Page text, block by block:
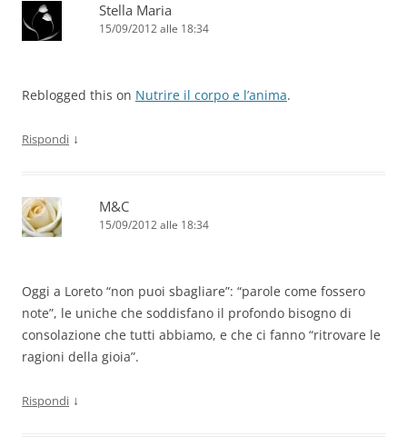
Stella Maria
15/09/2012 alle 18:34
Reblogged this on Nutrire il corpo e l’anima.
Rispondi ↓
M&C
15/09/2012 alle 18:34
Oggi a Loreto “non puoi sbagliare”: “parole come fossero
note”, le uniche che soddisfano il profondo bisogno di
consolazione che tutti abbiamo, e che ci fanno “ritrovare le
ragioni della gioia”.
Rispondi ↓